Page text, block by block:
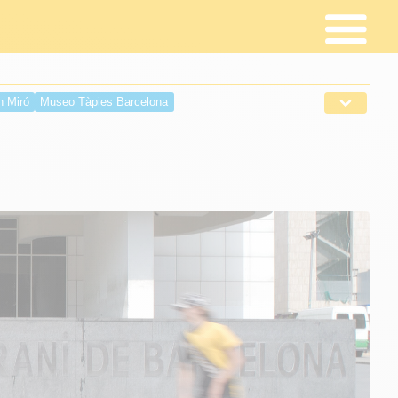
Miró
Museo Tàpies Barcelona